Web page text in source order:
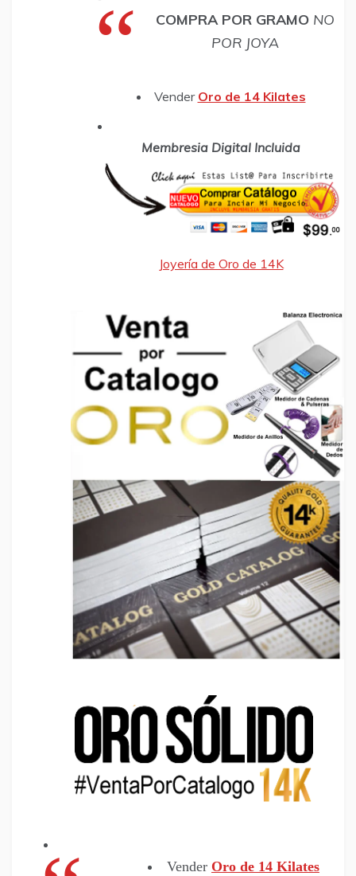
COMPRA POR GRAMO NO
POR JOYA
Vender Oro de 14 Kilates
Membresia Digital Incluida
Joyería de Oro de 14K
Vender Oro de 14 Kilates